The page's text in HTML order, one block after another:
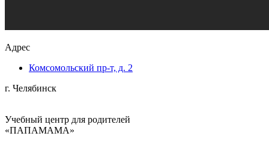
Адрес
Комсомольский пр-т, д. 2
г. Челябинск
Учебный центр для родителей
«ПАПАМАМА»